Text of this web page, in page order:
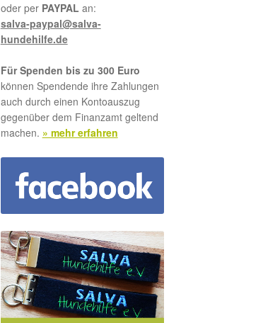
oder per PAYPAL an:
salva-paypal@salva-
hundehilfe.de
Für Spenden bis zu 300 Euro
können Spendende ihre Zahlungen
auch durch einen Kontoauszug
gegenüber dem Finanzamt geltend
machen. » mehr erfahren